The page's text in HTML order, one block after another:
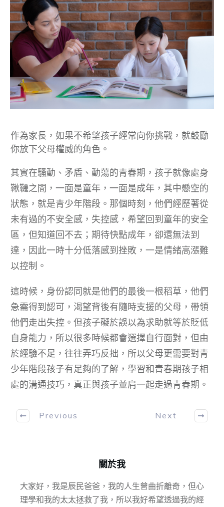
作為家長，如果不希望孩子經常向你挑戰，就鼓勵
你放下父母權威的角色。
其實在騷動、矛盾、動蕩的青春期，孩子就像處身
鞦韆之間，一面是童年，一面是成年，其中懸空的
狀態，就是青少年階段。那個時刻，他們經歷著從
未有過的不安全感，失控感，希望回到童年的安全
區，但知道回不去；期待快點成年，卻還無法到
達，因此一時十分低落感到挫敗，一是情緒高漲難
以控制。
這時候，身份認同就是他們的最後一根稻草，他們
急需得到認可，渴望背後有隨時支援的父母，帶領
他們走出失控。但孩子礙於誤以為求助就等於貶低
自身能力，所以很多時候都會選擇自行面對，但由
於經驗不足，往往弄巧反拙，所以父母更需要對青
少年階段孩子有足夠的了解，學習和青春期孩子相
處的溝通技巧，真正與孩子並肩一起走過青春期。
Previous Next
關於我
大家好，我是辰民爸爸，我的人生曾曲折離奇，但心
理學和我的太太拯救了我，所以我好希望透過我的經